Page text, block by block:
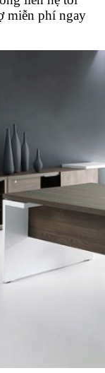
miễn phí ngay